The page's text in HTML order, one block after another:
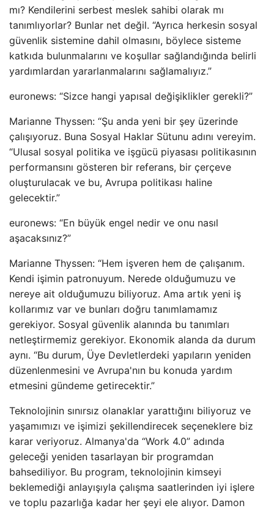
mı? Kendilerini serbest meslek sahibi olarak mı
tanımlıyorlar? Bunlar net değil. “Ayrıca herkesin sosyal
güvenlik sistemine dahil olmasını, böylece sisteme
katkıda bulunmalarını ve koşullar sağlandığında belirli
yardımlardan yararlanmalarını sağlamalıyız.”
euronews: “Sizce hangi yapısal değişiklikler gerekli?”
Marianne Thyssen: “Şu anda yeni bir şey üzerinde
çalışıyoruz. Buna Sosyal Haklar Sütunu adını vereyim.
“Ulusal sosyal politika ve işgücü piyasası politikasının
performansını gösteren bir referans, bir çerçeve
oluşturulacak ve bu, Avrupa politikası haline
gelecektir.”
euronews: “En büyük engel nedir ve onu nasıl
aşacaksınız?”
Marianne Thyssen: “Hem işveren hem de çalışanım.
Kendi işimin patronuyum. Nerede olduğumuzu ve
nereye ait olduğumuzu biliyoruz. Ama artık yeni iş
kollarımız var ve bunları doğru tanımlamamız
gerekiyor. Sosyal güvenlik alanında bu tanımları
netleştirmemiz gerekiyor. Ekonomik alanda da durum
aynı. “Bu durum, Üye Devletlerdeki yapıların yeniden
düzenlenmesini ve Avrupa'nın bu konuda yardım
etmesini gündeme getirecektir.”
Teknolojinin sınırsız olanaklar yarattığını biliyoruz ve
yaşamımızı ve işimizi şekillendirecek seçeneklere biz
karar veriyoruz. Almanya'da “Work 4.0” adında
geleceği yeniden tasarlayan bir programdan
bahsediliyor. Bu program, teknolojinin kimseyi
beklemediği anlayışıyla çalışma saatlerinden iyi işlere
ve toplu pazarlığa kadar her şeyi ele alıyor. Damon